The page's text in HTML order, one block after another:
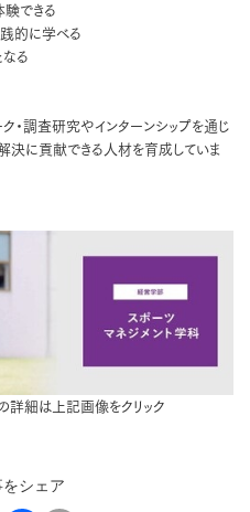
験できる
践的に学べる
る
・調査研究やインターンシップを通じ
決に貢献できる人材を育成していま
詳細は上記画像をクリック
シェア